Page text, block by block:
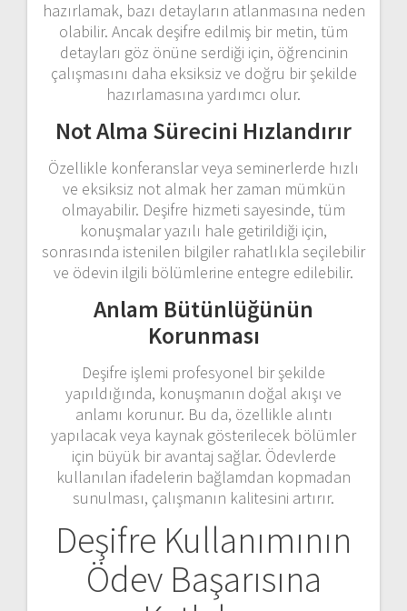
hazırlamak, bazı detayların atlanmasına neden
olabilir. Ancak deşifre edilmiş bir metin, tüm
detayları göz önüne serdiği için, öğrencinin
çalışmasını daha eksiksiz ve doğru bir şekilde
hazırlamasına yardımcı olur.
Not Alma Sürecini Hızlandırır
Özellikle konferanslar veya seminerlerde hızlı
ve eksiksiz not almak her zaman mümkün
olmayabilir. Deşifre hizmeti sayesinde, tüm
konuşmalar yazılı hale getirildiği için,
sonrasında istenilen bilgiler rahatlıkla seçilebilir
ve ödevin ilgili bölümlerine entegre edilebilir.
Anlam Bütünlüğünün
Korunması
Deşifre işlemi profesyonel bir şekilde
yapıldığında, konuşmanın doğal akışı ve
anlamı korunur. Bu da, özellikle alıntı
yapılacak veya kaynak gösterilecek bölümler
için büyük bir avantaj sağlar. Ödevlerde
kullanılan ifadelerin bağlamdan kopmadan
sunulması, çalışmanın kalitesini artırır.
Deşifre Kullanımının
Ödev Başarısına